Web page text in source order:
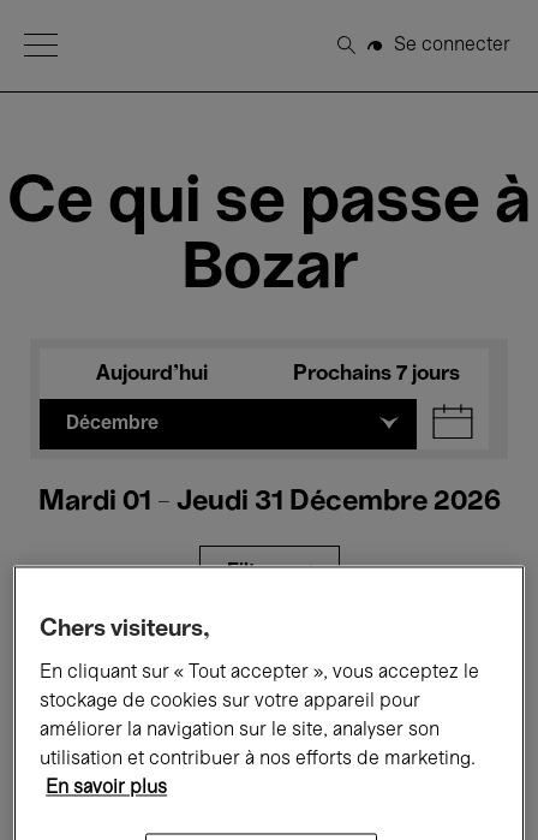
Open Menu
Rechercher
Se connecter
Ce qui se passe à
Bozar
Aujourd'hui Prochains 7 jours
Décembre
Mardi 01 - Jeudi 31 Décembre 2026
Filtres
Expositions Films Performances
Rencontres & Débats Jazz
Chers visiteurs,
En cliquant sur « Tout accepter », vous acceptez le
stockage de cookies sur votre appareil pour
améliorer la navigation sur le site, analyser son
utilisation et contribuer à nos efforts de marketing.
En savoir plus